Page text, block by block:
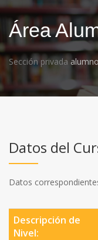
Área
Sección privada
Datos del
Datos
Descripción de
Nivel: